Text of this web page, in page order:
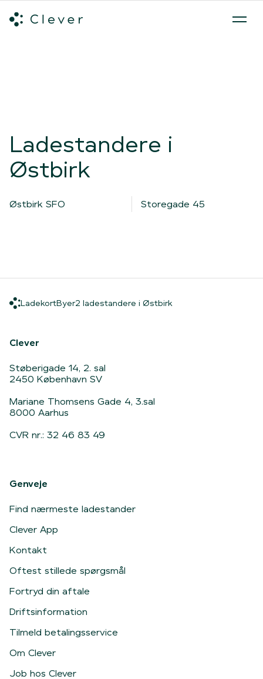
Ladestandere i
Østbirk
Østbirk SFO Storegade 45
LadekortLadekort
ByerByer
2 ladestandere i Østbirk
Clever
Støberigade 14, 2. sal
2450 København SV
Mariane Thomsens Gade 4, 3.sal
8000 Aarhus
CVR nr.: 32 46 83 49
Genveje
Find nærmeste ladestander
Clever App
Kontakt
Oftest stillede spørgsmål
Fortryd din aftale
Driftsinformation
Tilmeld betalingsservice
Om Clever
Job hos Clever